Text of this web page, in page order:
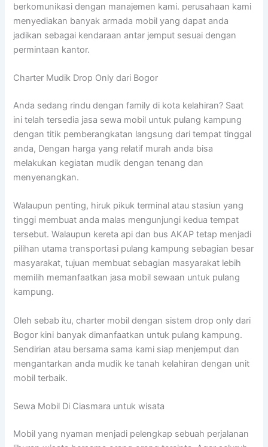
berkomunikasi dengan manajemen kami. perusahaan kami
menyediakan banyak armada mobil yang dapat anda
jadikan sebagai kendaraan antar jemput sesuai dengan
permintaan kantor.
Charter Mudik Drop Only dari Bogor
Anda sedang rindu dengan family di kota kelahiran? Saat
ini telah tersedia jasa sewa mobil untuk pulang kampung
dengan titik pemberangkatan langsung dari tempat tinggal
anda, Dengan harga yang relatif murah anda bisa
melakukan kegiatan mudik dengan tenang dan
menyenangkan.
Walaupun penting, hiruk pikuk terminal atau stasiun yang
tinggi membuat anda malas mengunjungi kedua tempat
tersebut. Walaupun kereta api dan bus AKAP tetap menjadi
pilihan utama transportasi pulang kampung sebagian besar
masyarakat, tujuan membuat sebagian masyarakat lebih
memilih memanfaatkan jasa mobil sewaan untuk pulang
kampung.
Oleh sebab itu, charter mobil dengan sistem drop only dari
Bogor kini banyak dimanfaatkan untuk pulang kampung.
Sendirian atau bersama sama kami siap menjemput dan
mengantarkan anda mudik ke tanah kelahiran dengan unit
mobil terbaik.
Sewa Mobil Di Ciasmara untuk wisata
Mobil yang nyaman menjadi pelengkap sebuah perjalanan